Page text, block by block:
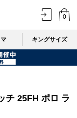
0
キングサイズ
チ 25FH ポロ ラ